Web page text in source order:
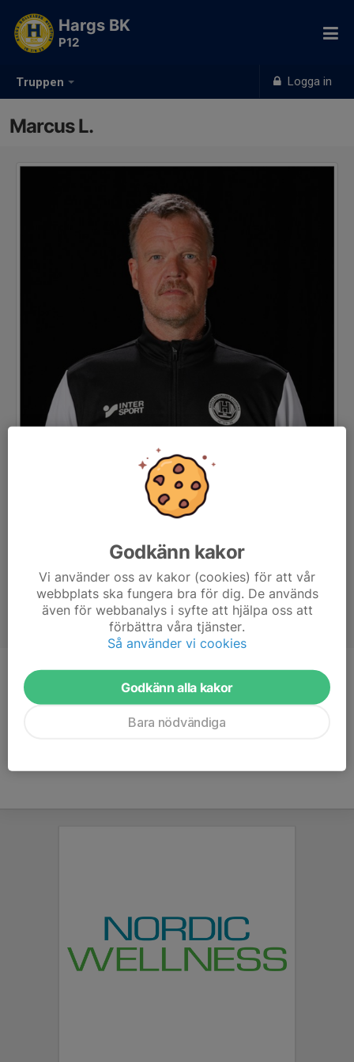
Truppen Logga in
Hargs BK
P12
Marcus L.
Titel
Tränare
Ålder
51 år
Godkänn kakor
Vi använder oss av kakor (cookies) för att vår
webbplats ska fungera bra för dig. De används
även för webbanalys i syfte att hjälpa oss att
förbättra våra tjänster.
Så använder vi cookies
Godkänn alla kakor
Bara nödvändiga